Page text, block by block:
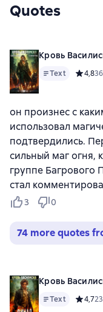
Quotes
Кровь
Text 4,8
он произнес с
использовал
подтвердились.
сильный маг огня,
группе Багрового
стал
3 0
74 more quotes
Кровь
Text 4,7